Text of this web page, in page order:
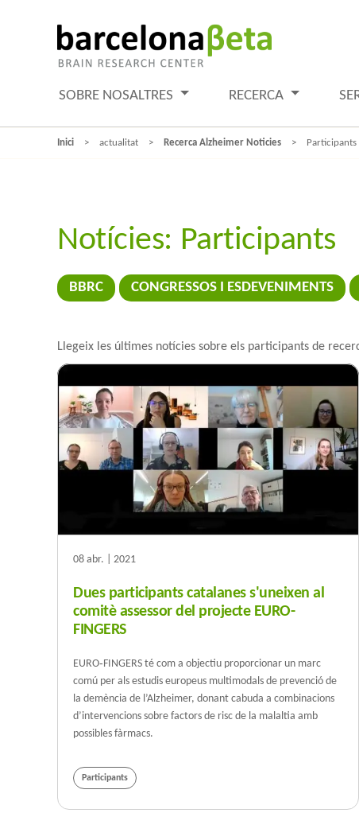
SOBRE NOSALTRES RECERCA
Inici actualitat Recerca Alzheimer Noticies Participants
Notícies: Participants
BBRC CONGRESSOS I ESDEVENIMENTS
Llegeix les últimes notícies sobre els participants de
08 abr. | 2021
Dues participants catalanes s'uneixen al
comitè assessor del projecte EURO-
FINGERS
EURO‐FINGERS té com a objectiu proporcionar un marc
comú per als estudis europeus multimodals de prevenció de
la demència de l’Alzheimer, donant cabuda a combinacions
d’intervencions sobre factors de risc de la malaltia amb
possibles fàrmacs.
Participants